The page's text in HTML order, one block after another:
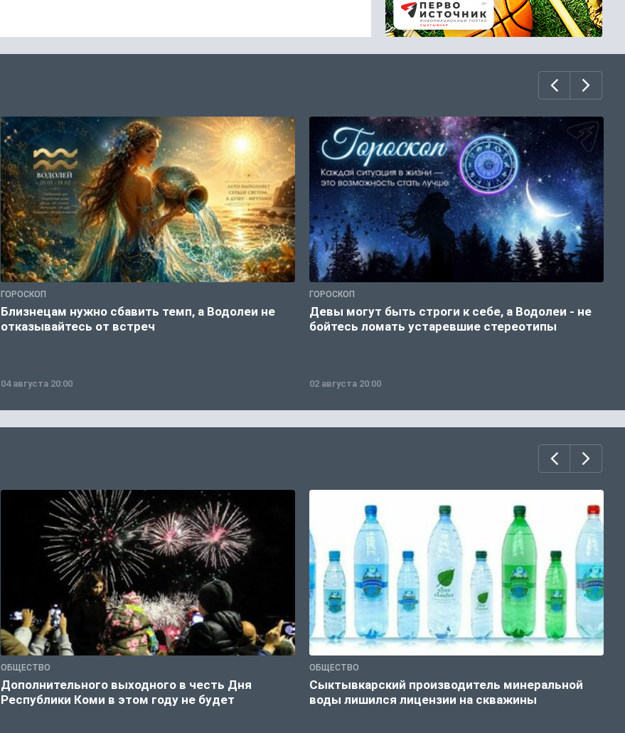
ГОРОСКОП
Близнецам нужно сбавить темп, а Водолеи не
отказывайтесь от встреч
04 августа 20:00
ГОРОСКОП
Девы могут быть строги к себе, а Водолеи - не
бойтесь ломать устаревшие стереотипы
02 августа 20:00
ОБЩЕСТВО
Дополнительного выходного в честь Дня
Республики Коми в этом году не будет
ОБЩЕСТВО
Сыктывкарский производитель минеральной
воды лишился лицензии на скважины